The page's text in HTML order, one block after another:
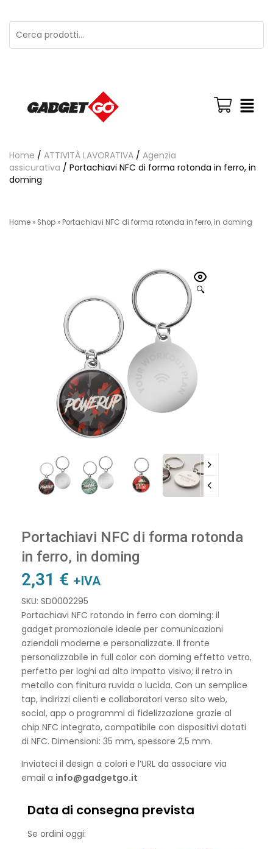
Home / ATTIVITÀ LAVORATIVA / Agenzia
assicurativa / Portachiavi NFC di forma rotonda in ferro, in
doming
Home » Shop » Portachiavi NFC di forma rotonda in ferro, in doming
🔍
Portachiavi NFC di forma rotonda
in ferro, in doming
2,31 € +IVA
SKU: SD0002295
Portachiavi NFC rotondo in ferro con doming: il
gadget promozionale ideale per comunicazioni
aziendali moderne e personalizzate. Il fronte
personalizzabile in full color con doming effetto vetro,
perfetto per loghi ad alto impatto visivo; il retro in
metallo con finitura ruvida o lucida. Con un semplice
tap, indirizzi clienti e collaboratori verso sito web,
social, app o programmi di fidelizzazione grazie al
chip NFC integrato, compatibile con dispositivi dotati
di NFC. Dimensioni: 35 mm, spessore 2,5 mm.
Inviateci il design a colori e l’URL da associare via
email a info@gadgetgo.it
Data di consegna prevista
Se ordini oggi: